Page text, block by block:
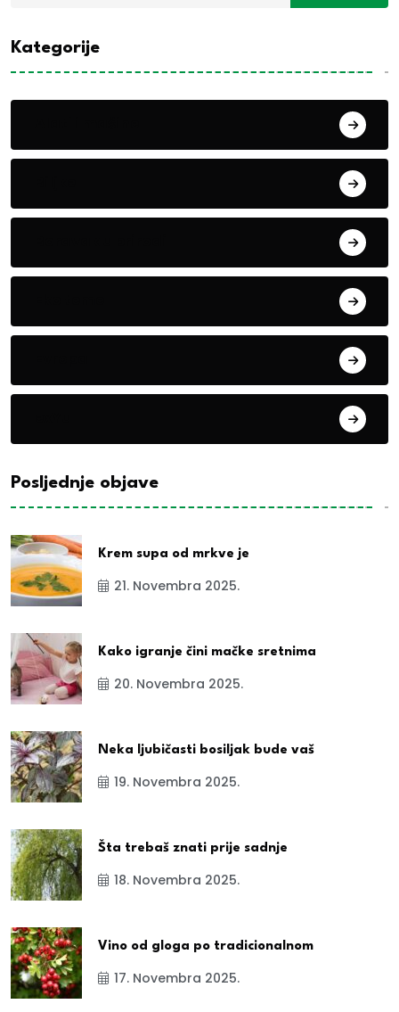
Kategorije
Posljednje objave
Krem supa od mrkve je
21. Novembra 2025.
Kako igranje čini mačke sretnima
20. Novembra 2025.
Neka ljubičasti bosiljak bude vaš
19. Novembra 2025.
Šta trebaš znati prije sadnje
18. Novembra 2025.
Vino od gloga po tradicionalnom
17. Novembra 2025.